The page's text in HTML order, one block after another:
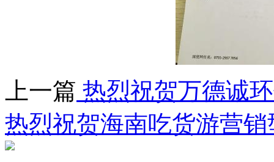
上一篇 热烈祝贺万德诚
热烈祝贺海南吃货游营